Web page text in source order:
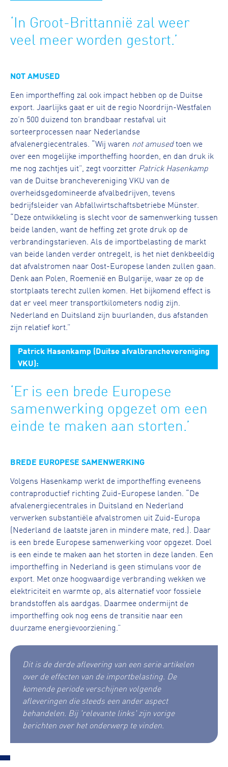
‘In Groot-Brittannië zal weer
veel meer worden gestort.’
NOT AMUSED
Een importheffing zal ook impact hebben op de Duitse
export. Jaarlijks gaat er uit de regio Noordrijn-Westfalen
zo’n 500 duizend ton brandbaar restafval uit
sorteerprocessen naar Nederlandse
afvalenergiecentrales. “Wij waren not amusedtoen we
over een mogelijke importheffing hoorden, en dan druk ik
me nog zachtjes uit”, zegt voorzitter Patrick Hasenkamp
van de Duitse branchevereniging VKU van de
overheidsgedomineerde afvalbedrijven, tevens
bedrijfsleider van Abfallwirtschaftsbetriebe Münster.
“Deze ontwikkeling is slecht voor de samenwerking tussen
beide landen, want de heffing zet grote druk op de
verbrandingstarieven. Als de importbelasting de markt
van beide landen verder ontregelt, is het niet denkbeeldig
dat afvalstromen naar Oost-Europese landen zullen gaan.
Denk aan Polen, Roemenië en Bulgarije, waar ze op de
stortplaats terecht zullen komen. Het bijkomend effect is
dat er veel meer transportkilometers nodig zijn.
Nederland en Duitsland zijn buurlanden, dus afstanden
zijn relatief kort.”
Patrick Hasenkamp (Duitse afvalbranchevereniging
VKU):
‘Er is een brede Europese
samenwerking opgezet om een
einde te maken aan storten.’
BREDE EUROPESE SAMENWERKING
Volgens Hasenkamp werkt de importheffing eveneens
contraproductief richting Zuid-Europese landen. “De
afvalenergiecentrales in Duitsland en Nederland
verwerken substantiële afvalstromen uit Zuid-Europa
(Nederland de laatste jaren in mindere mate, red.). Daar
is een brede Europese samenwerking voor opgezet. Doel
is een einde te maken aan het storten in deze landen. Een
importheffing in Nederland is geen stimulans voor de
export. Met onze hoogwaardige verbranding wekken we
elektriciteit en warmte op, als alternatief voor fossiele
brandstoffen als aardgas. Daarmee ondermijnt de
importheffing ook nog eens de transitie naar een
duurzame energievoorziening.”
Dit is de derde aflevering van een serie artikelen
over de effecten van de importbelasting. De
komende periode verschijnen volgende
afleveringen die steeds een ander aspect
behandelen. Bij 'relevante links' zijn vorige
berichten over het onderwerp te vinden.